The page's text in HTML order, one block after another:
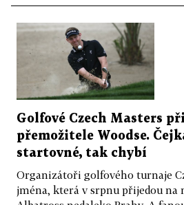
Golfové Czech Masters
přemožitele Woodse.
startovné, tak chybí
Organizátoři golfového turnaje
jména, která v srpnu přijedou na